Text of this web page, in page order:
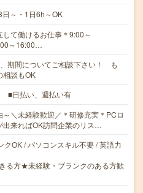
日～・1日6h～OK
して働けるお仕事＊9:00～
～16:00…
、期間についてご相談下さい！ も
相談もOK
■日払い、週払い有
～＼未経験歓迎／＊研修充実＊PCロ
出来ればOK訪問企業のリス…
クOK / パソコンスキル不要 / 英語力
る方★未経験・ブランクのある方歓